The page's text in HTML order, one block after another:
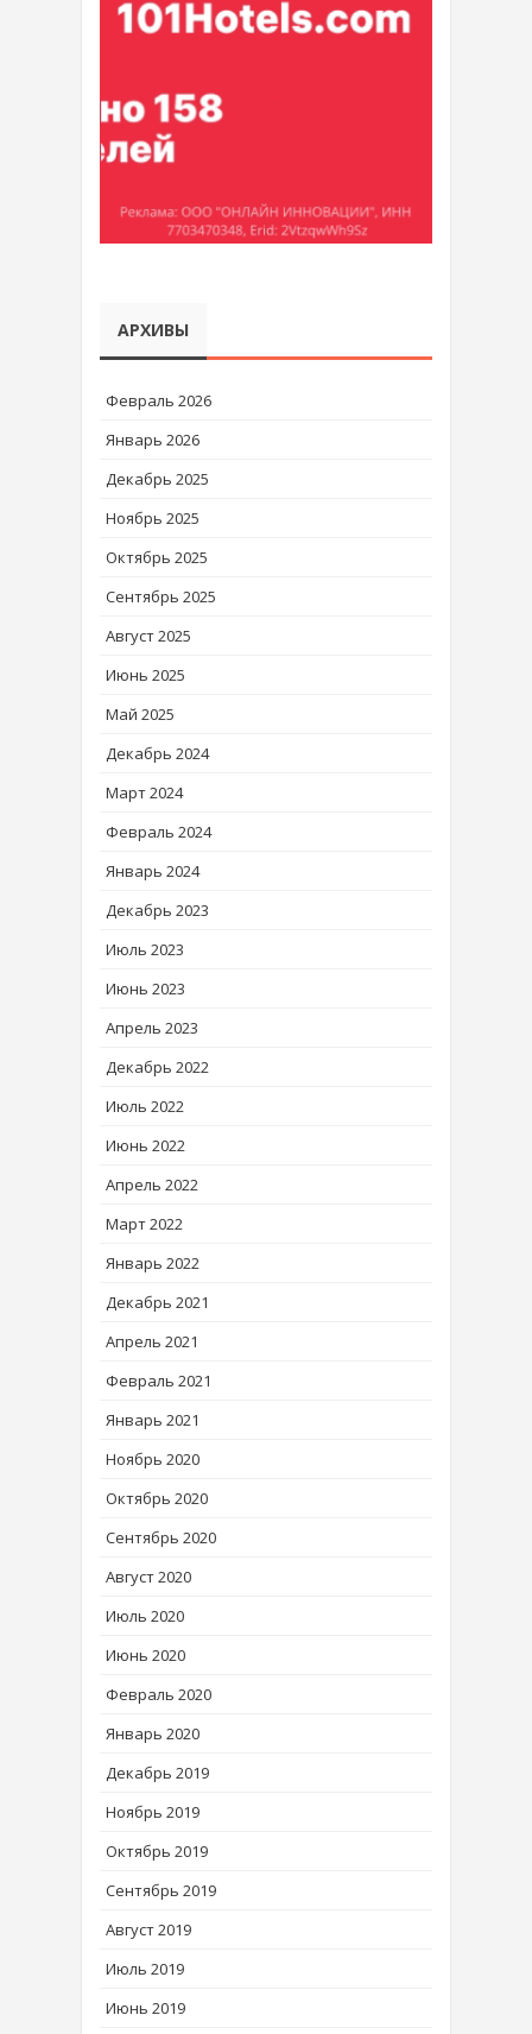
АРХИВЫ
Февраль 2026
Январь 2026
Декабрь 2025
Ноябрь 2025
Октябрь 2025
Сентябрь 2025
Август 2025
Июнь 2025
Май 2025
Декабрь 2024
Март 2024
Февраль 2024
Январь 2024
Декабрь 2023
Июль 2023
Июнь 2023
Апрель 2023
Декабрь 2022
Июль 2022
Июнь 2022
Апрель 2022
Март 2022
Январь 2022
Декабрь 2021
Апрель 2021
Февраль 2021
Январь 2021
Ноябрь 2020
Октябрь 2020
Сентябрь 2020
Август 2020
Июль 2020
Июнь 2020
Февраль 2020
Январь 2020
Декабрь 2019
Ноябрь 2019
Октябрь 2019
Сентябрь 2019
Август 2019
Июль 2019
Июнь 2019